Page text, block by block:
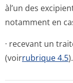
àl’un des
notamment en
· recevant un
(voirrubrique 4.5).